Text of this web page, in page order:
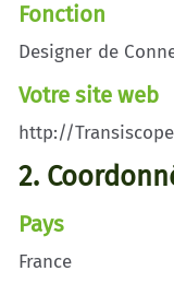
Fonction
Designer de
Votre site web
http://
2.
Pays
France